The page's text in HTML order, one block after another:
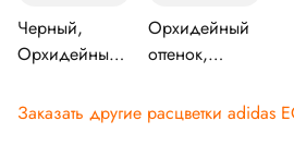
Черный,
Орхидейный
Ледяная мята
Орхидейный
оттенок,
белого цвета
Заказать другие расцветки adidas